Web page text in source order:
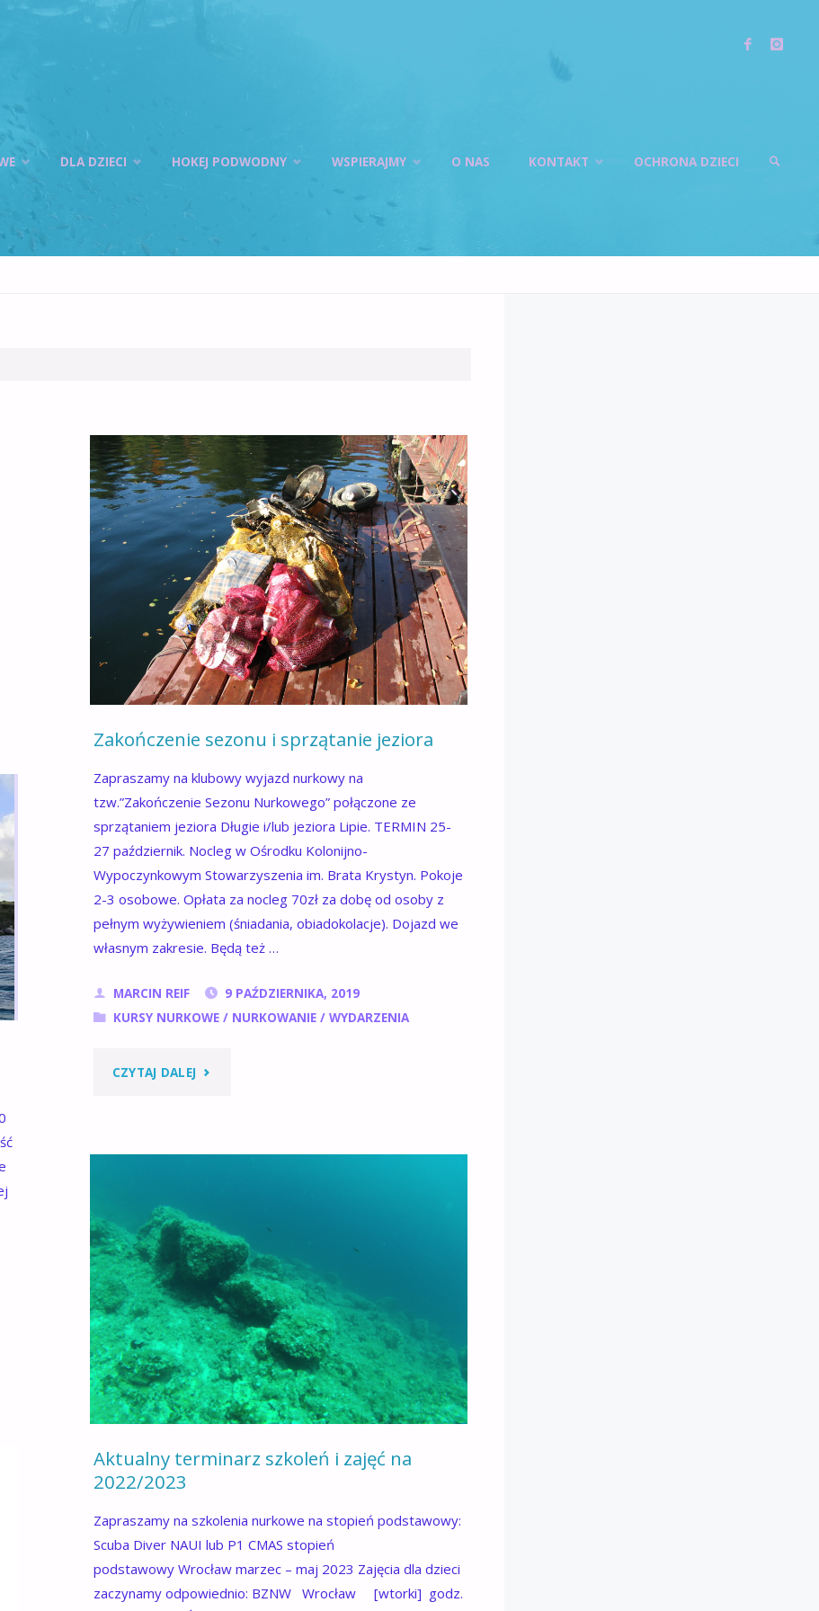
DLA DZIECI HOKEJ PODWODNY WSPIERAJMY O NAS KONTAKT OCHRONA DZIECI
Zakończenie sezonu i sprzątanie jeziora
Zapraszamy na klubowy wyjazd nurkowy na
tzw.”Zakończenie Sezonu Nurkowego” połączone ze
sprzątaniem jeziora Długie i/lub jeziora Lipie. TERMIN 25-
27 październik. Nocleg w Ośrodku Kolonijno-
Wypoczynkowym Stowarzyszenia im. Brata Krystyn. Pokoje
2-3 osobowe. Opłata za nocleg 70zł za dobę od osoby z
pełnym wyżywieniem (śniadania, obiadokolacje). Dojazd we
własnym zakresie. Będą też …
MARCIN REIF
9 PAŹDZIERNIKA, 2019
KURSY NURKOWE/ NURKOWANIE/ WYDARZENIA
CZYTAJ DALEJ "ZAKOŃCZENIE
JEZIORA"
Aktualny terminarz szkoleń i zajęć na
2022/2023
Zapraszamy na szkolenia nurkowe na stopień podstawowy:
Scuba Diver NAUI lub P1 CMAS stopień
podstawowy Wrocław marzec – maj 2023 Zajęcia dla dzieci
zaczynamy odpowiednio: BZNW Wrocław [wtorki] godz.